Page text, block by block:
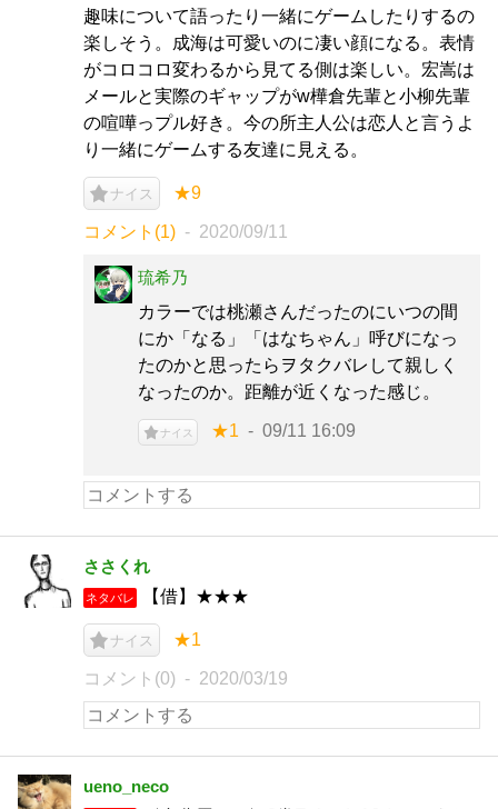
趣味について語ったり一緒にゲームしたりするの
楽しそう。成海は可愛いのに凄い顔になる。表情
がコロコロ変わるから見てる側は楽しい。宏嵩は
メールと実際のギャップがw樺倉先輩と小柳先輩
の喧嘩っプル好き。今の所主人公は恋人と言うよ
り一緒にゲームする友達に見える。
ナイス ★9
コメント(1) 2020/09/11
琉希乃
カラーでは桃瀬さんだったのにいつの間
にか「なる」「はなちゃん」呼びになっ
たのかと思ったらヲタクバレして親しく
なったのか。距離が近くなった感じ。
ナイス ★1 09/11 16:09
ささくれ
ネタバレ 【借】★★★
ナイス ★1
コメント(0) 2020/03/19
ueno_neco